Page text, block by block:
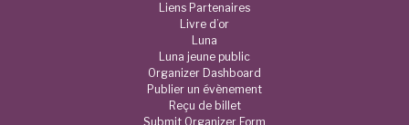
Liens Partenaires
Livre d’or
Luna
Luna jeune public
Organizer Dashboard
Publier un évènement
Reçu de billet
Submit Organizer Form